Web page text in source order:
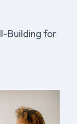
Building for